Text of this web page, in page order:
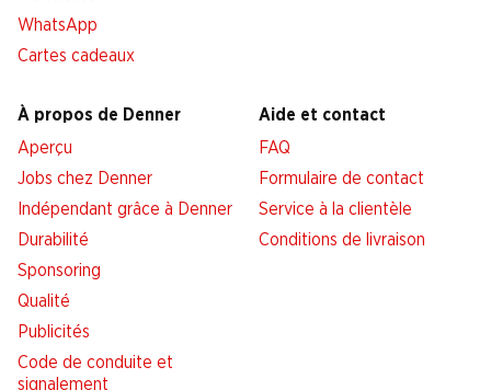
WhatsApp
Cartes cadeaux
À propos de Denner
Aperçu
Jobs chez Denner
Indépendant grâce à Denner
Durabilité
Sponsoring
Qualité
Publicités
Code de conduite et
signalement
Aide et contact
FAQ
Formulaire de contact
Service à la clientèle
Conditions de livraison